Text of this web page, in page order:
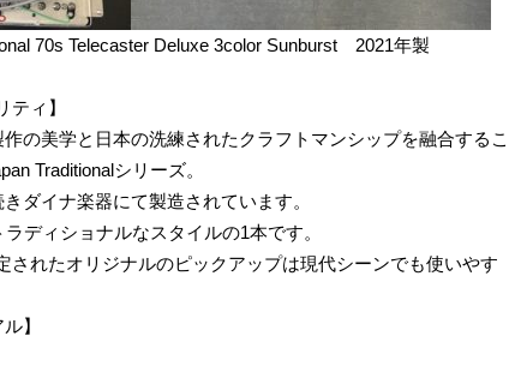
70s Telecaster Deluxe 3color Sunburst 2021年製
ティ】
の美学と日本の洗練されたクラフトマンシップを融合するこ
Traditionalシリーズ。
ダイナ楽器にて製造されています。
ディショナルなスタイルの1本です。
されたオリジナルのピックアップは現代シーンでも使いやす
】